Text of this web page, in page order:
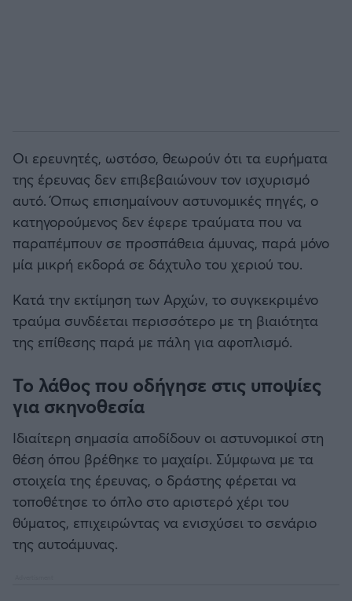
Οι ερευνητές, ωστόσο, θεωρούν ότι τα ευρήματα
της έρευνας δεν επιβεβαιώνουν τον ισχυρισμό
αυτό. Όπως επισημαίνουν αστυνομικές πηγές, ο
κατηγορούμενος δεν έφερε τραύματα που να
παραπέμπουν σε προσπάθεια άμυνας, παρά μόνο
μία μικρή εκδορά σε δάχτυλο του χεριού του.
Κατά την εκτίμηση των Αρχών, το συγκεκριμένο
τραύμα συνδέεται περισσότερο με τη βιαιότητα
της επίθεσης παρά με πάλη για αφοπλισμό.
Το λάθος που οδήγησε στις υποψίες
για σκηνοθεσία
Ιδιαίτερη σημασία αποδίδουν οι αστυνομικοί στη
θέση όπου βρέθηκε το μαχαίρι. Σύμφωνα με τα
στοιχεία της έρευνας, ο δράστης φέρεται να
τοποθέτησε το όπλο στο αριστερό χέρι του
θύματος, επιχειρώντας να ενισχύσει το σενάριο
της αυτοάμυνας.